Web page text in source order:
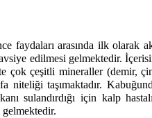
faydaları arasında ilk olarak
edilmesi gelmektedir.
çeşitli mineraller (demir,
niteliği taşımaktadır.
sulandırdığı için kalp
gelmektedir.